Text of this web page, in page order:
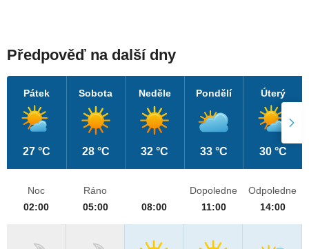
Předpověď na další dny
Pátek
27 °C
Sobota
28 °C
Neděle
32 °C
Pondělí
33 °C
Úterý
30 °C
Noc
02:00
Ráno
05:00
08:00
Dopoledne
11:00
Odpoledne
14:00